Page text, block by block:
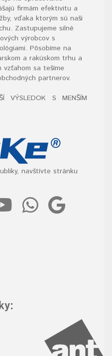
firmám efektivitu a
vďaka ktorým sú naši
Zastupujeme silné
výrobcov s
Pôsobíme na
a rakúskom trhu a
vzťahom sa tešíme
partnerov.
VÝSLEDOK S MENŠÍM
navštívte stránku